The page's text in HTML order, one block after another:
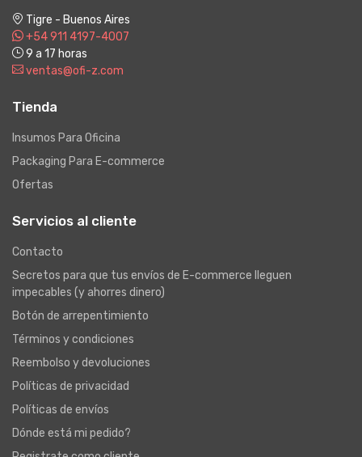
Tigre - Buenos Aires
+54 911 4197-4007
9 a 17 horas
ventas@ofi-z.com
Tienda
Insumos Para Oficina
Packaging Para E-commerce
Ofertas
Servicios al cliente
Contacto
Secretos para que tus envíos de E-commerce lleguen
impecables (y ahorres dinero)
Botón de arrepentimiento
Términos y condiciones
Reembolso y devoluciones
Políticas de privacidad
Políticas de envíos
Dónde está mi pedido?